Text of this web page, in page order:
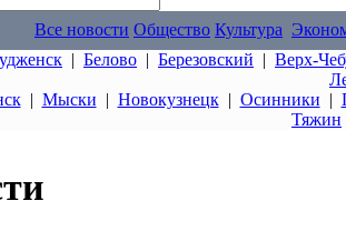
Все новости Общество Культура
| Белово | Березовский | Верх-
| Мыски | Новокузнецк| Осинники |
Тяжин